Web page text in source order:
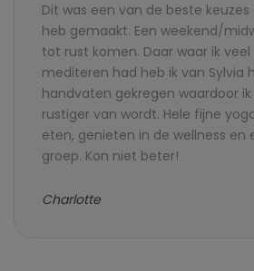
Dit was een van de beste
heb gemaakt. Een weekend/
tot rust komen. Daar waar ik
mediteren had heb ik van Sylvia
handvaten gekregen waardoor
rustiger van wordt. Hele fijne
eten, genieten in de wellness en
groep. Kon niet beter!
Charlotte